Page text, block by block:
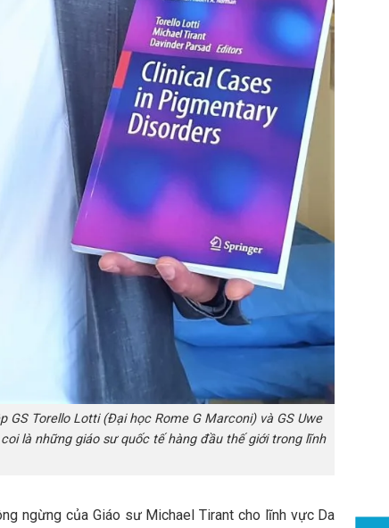
Torello Lotti (Đại học Rome G Marconi) và GS Uwe
là những giáo sư quốc tế hàng đầu thế giới trong lĩnh
ngừng của Giáo sư Michael Tirant cho lĩnh vực Da